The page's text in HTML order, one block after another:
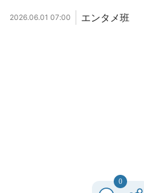
2026.06.01 07:00 エンタメ班
0